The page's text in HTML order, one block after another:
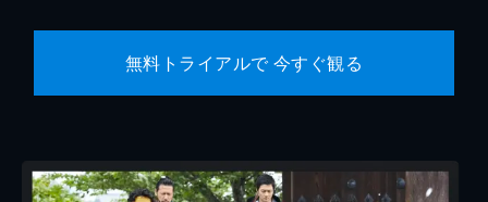
無料トライアルで 今すぐ観る